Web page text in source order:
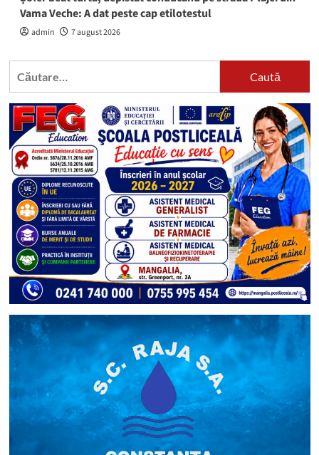
Vama Veche: A dat peste cap etilotestul
admin 7 august 2026
Caută